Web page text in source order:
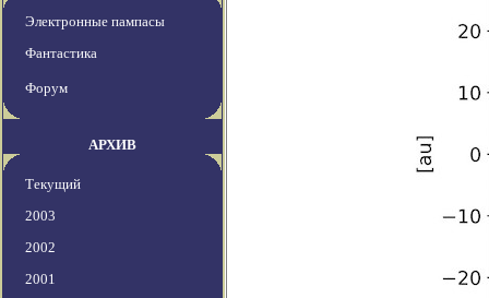
Электронные пампасы
Фантастика
Форум
АРХИВ
Текущий
2003
2002
2001